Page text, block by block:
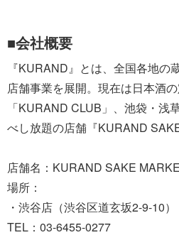
■会社概要
『KURAND』とは、全国各地の
店舗事業を展開。現在は日本酒
「KURAND CLUB」、池袋・浅
べし放題の店舗『KURAND
店舗名：KURAND SAKE
場所：
・渋谷店（渋谷区道玄坂2-9-10）
TEL：03-6455-0277